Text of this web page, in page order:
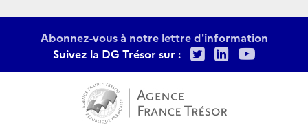
Abonnez-vous à notre lettre d'information
Suivez la DG Trésor sur :
TwitterLinkedIn